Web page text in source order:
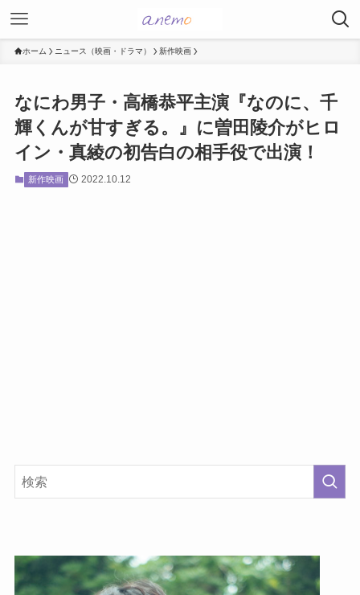
ホーム ニュース（映画・ドラマ） 新作映画
なにわ男子・高橋恭平主演『なのに、千
輝くんが甘すぎる。』に曽田陵介がヒロ
イン・真綾の初告白の相手役で出演！
新作映画 2022.10.12